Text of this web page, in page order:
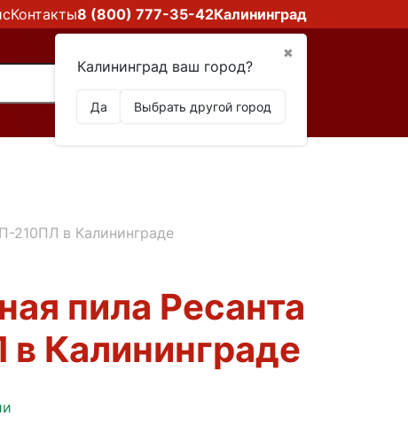
Контакты8 (800) 777-35-42Калининград
✖
Калининград ваш город?
Да Выбрать другой город
210ПЛ в Калининграде
пила Ресанта
Калининграде